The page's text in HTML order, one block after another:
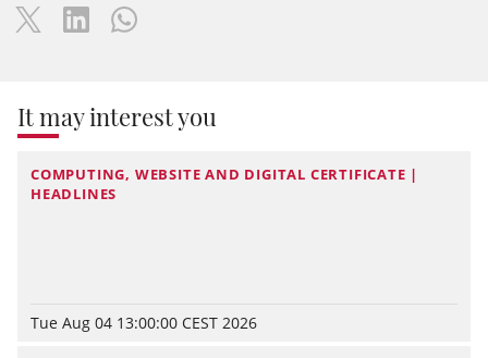
It may interest you
COMPUTING, WEBSITE AND DIGITAL CERTIFICATE |
HEADLINES
Tue Aug 04 13:00:00 CEST 2026